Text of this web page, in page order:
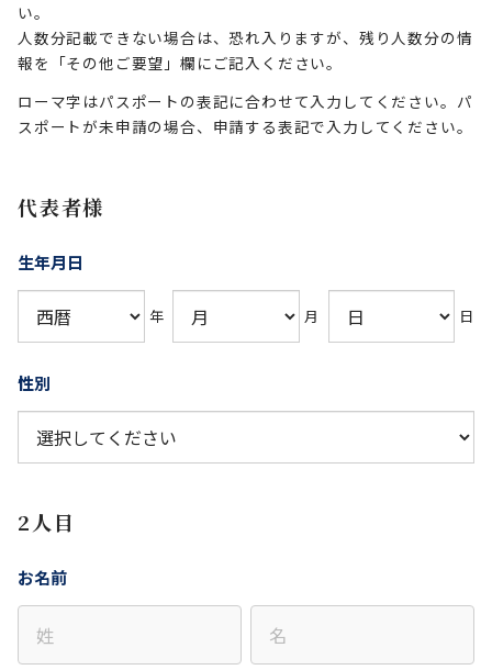
い。
人数分記載できない場合は、恐れ入りますが、残り人数分の情
報を「その他ご要望」欄にご記入ください。
ローマ字はパスポートの表記に合わせて入力してください。パ
スポートが未申請の場合、申請する表記で入力してください。
代表者様
生年月日
年 月 日
性別
2人目
お名前